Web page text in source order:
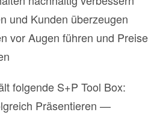
und Kunden überzeugen
vor Augen führen und Preise
folgende S+P Tool Box:
Präsentieren —